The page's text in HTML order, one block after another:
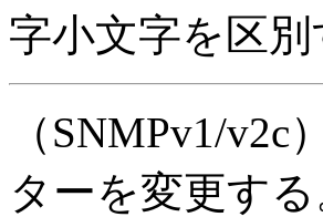
字小文字を区別
（SNMPv1/
ターを変更する